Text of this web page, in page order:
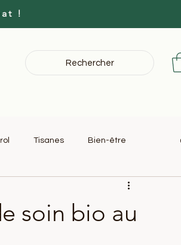
!
Rechercher
Tisanes Bien-être
soin bio au